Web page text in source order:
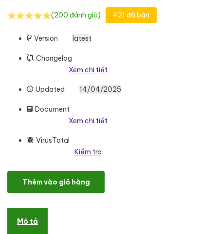
(200 đánh giá) 421 đã bán
Version latest
Changelog
Xem chi tiết
Updated 14/04/2025
Document
Xem chi tiết
VirusTotal
Kiểm tra
Primrose - Multipurpose WordPress Theme số lượng
Thêm vào giỏ hàng
Mô tả